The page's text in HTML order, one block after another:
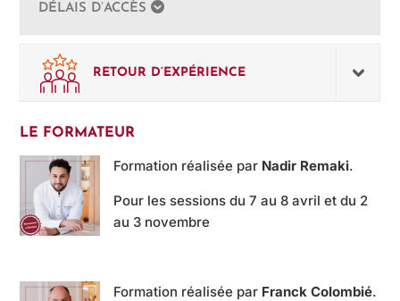
DÉLAIS D’ACCÈS
RETOUR D’EXPÉRIENCE
LE FORMATEUR
Formation réalisée par Nadir Remaki.
Pour les sessions du 7 au 8 avril et du 2
au 3 novembre
Formation réalisée par Franck Colombié.